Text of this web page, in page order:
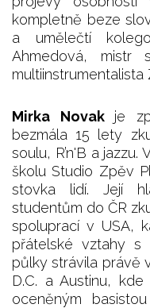
kompletně beze
a umělečtí
Ahmedová, mistr
multiinstrumentalista
Mirka Novak je
bezmála 15 lety
soulu, R’n'B a
školu Studio Zpěv
stovka lidí. Její
studentům do ČR
spoluprací v USA,
přátelské vztahy s
půlky strávila právě
D.C. a Austinu,
oceněným